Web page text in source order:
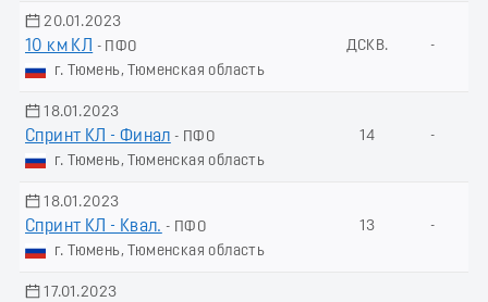
20.01.2023
10 км КЛ
- ПФО
г. Тюмень, Тюменская область
ДСКВ. -
18.01.2023
Спринт КЛ - Финал - ПФО
г. Тюмень, Тюменская область
14 -
18.01.2023
Спринт КЛ - Квал. - ПФО
г. Тюмень, Тюменская область
13 -
17.01.2023